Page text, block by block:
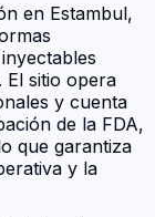
en Estambul,
El sitio opera
y cuenta
de la FDA,
que garantiza
y la